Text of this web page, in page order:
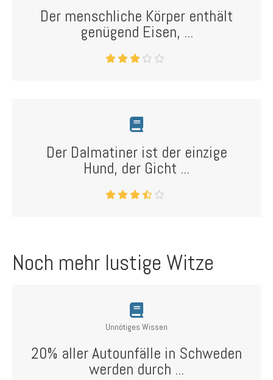
Der menschliche Körper enthält
genügend Eisen, ...
Der Dalmatiner ist der einzige
Hund, der Gicht ...
Noch mehr lustige Witze
Unnötiges Wissen
20% aller Autounfälle in Schweden
werden durch ...